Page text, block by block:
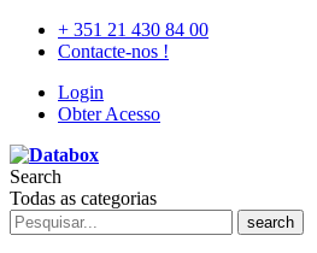
+ 351 21 430 84 00
Contacte-nos !
Login
Obter Acesso
Search
Todas as categorias
search